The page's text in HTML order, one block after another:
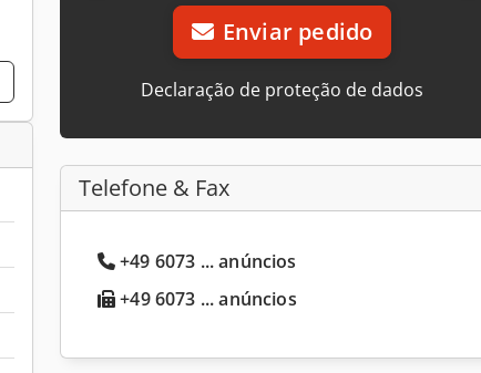
Enviar pedido
Declaração de proteção de dados
Telefone & Fax
+49 6073 ... anúncios
+49 6073 ... anúncios